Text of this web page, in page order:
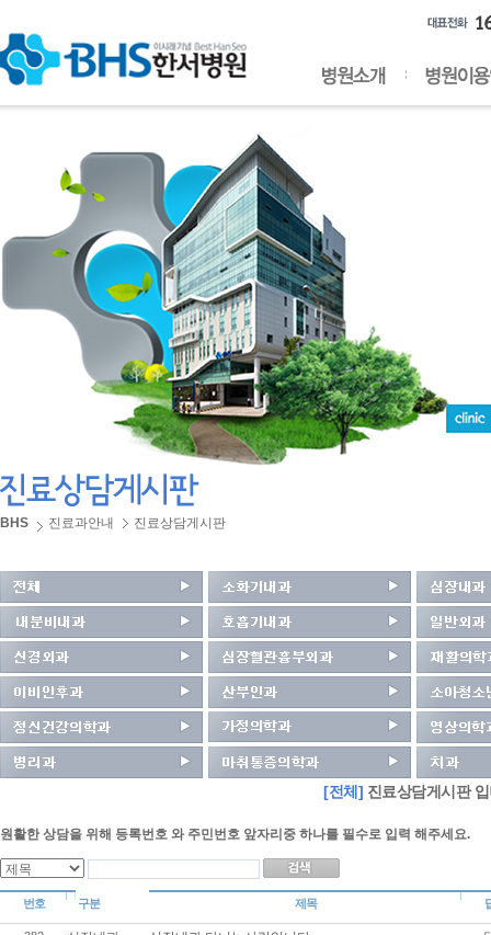
BHS 진료과안내 진료상담게시판
[전체] 진료상담게시판
원활한 상담을 위해 등록번호 와 주민번호 앞자리중 하나를 필수로 입력 해주세요.
번호 구분 제목